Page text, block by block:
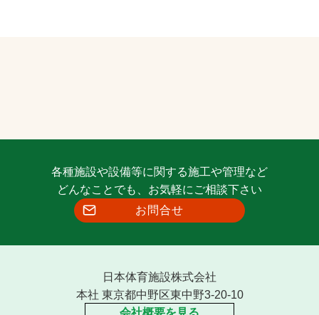
各種施設や設備等に関する施工や管理など
どんなことでも、お気軽にご相談下さい
お問合せ
日本体育施設株式会社
本社 東京都中野区東中野3-20-10
会社概要を見る